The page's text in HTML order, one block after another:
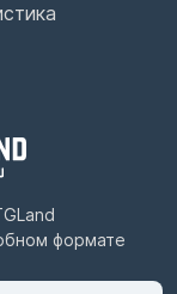
формате